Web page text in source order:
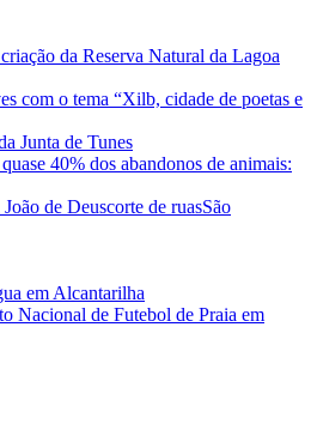
da Reserva Natural da Lagoa
com o tema “Xilb, cidade de poetas e
Junta de Tunes
40% dos abandonos de animais:
de Deuscorte de ruasSão
em Alcantarilha
Nacional de Futebol de Praia em